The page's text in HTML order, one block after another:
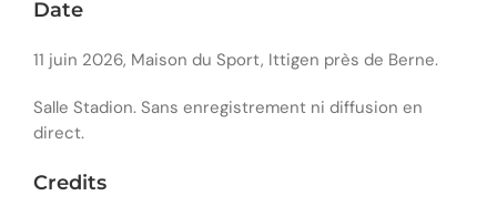
Date
11 juin 2026, Maison du Sport, Ittigen près de Berne.
Salle Stadion. Sans enregistrement ni diffusion en
direct.
Credits